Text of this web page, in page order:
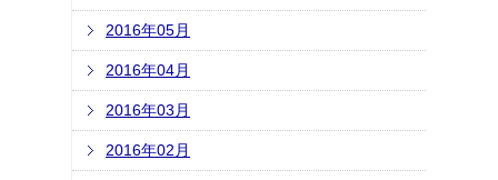
2016年05月
2016年04月
2016年03月
2016年02月